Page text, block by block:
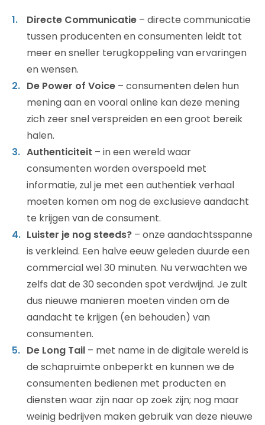
Directe Communicatie – directe communicatie
tussen producenten en consumenten leidt tot
meer en sneller terugkoppeling van ervaringen
en wensen.
De Power of Voice – consumenten delen hun
mening aan en vooral online kan deze mening
zich zeer snel verspreiden en een groot bereik
halen.
Authenticiteit – in een wereld waar
consumenten worden overspoeld met
informatie, zul je met een authentiek verhaal
moeten komen om nog de exclusieve aandacht
te krijgen van de consument.
Luister je nog steeds? – onze aandachtsspanne
is verkleind. Een halve eeuw geleden duurde een
commercial wel 30 minuten. Nu verwachten we
zelfs dat de 30 seconden spot verdwijnd. Je zult
dus nieuwe manieren moeten vinden om de
aandacht te krijgen (en behouden) van
consumenten.
De Long Tail – met name in de digitale wereld is
de schapruimte onbeperkt en kunnen we de
consumenten bedienen met producten en
diensten waar zijn naar op zoek zijn; nog maar
weinig bedrijven maken gebruik van deze nieuwe